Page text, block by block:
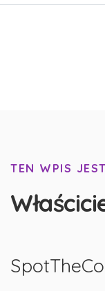
TEN WPIS